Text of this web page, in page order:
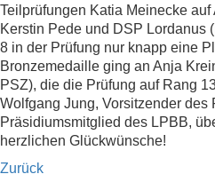
Teilprüfungen Katia Meinecke
Kerstin Pede und DSP Lordanus
8 in der Prüfung nur knapp eine
Bronzemedaille ging an Anja
PSZ), die die Prüfung auf Rang
Wolfgang Jung, Vorsitzender des
Präsidiumsmitglied des LPBB,
herzlichen Glückwünsche!
Zurück